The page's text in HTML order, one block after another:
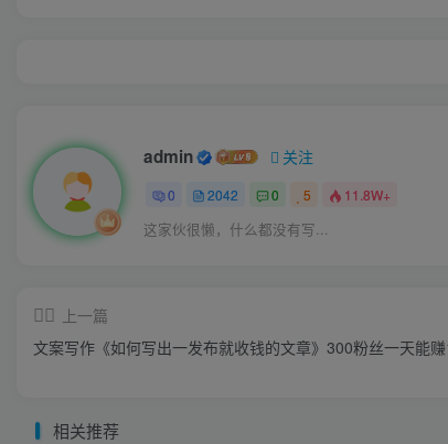
admin 关注
0 2042 0 5 11.8W+
这家伙很懒，什么都没有写...
上一篇
文案写作《如何写出一发布就收钱的文章》300粉丝一天能
相关推荐